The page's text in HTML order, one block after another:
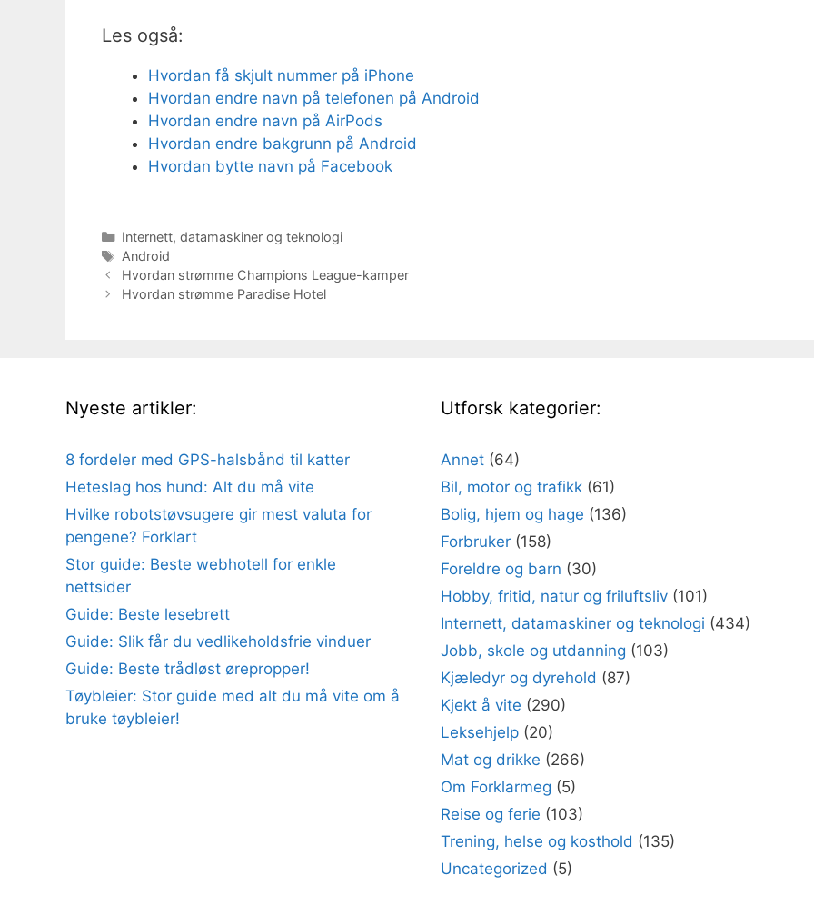
Les også:
Hvordan få skjult nummer på iPhone
Hvordan endre navn på telefonen på Android
Hvordan endre navn på AirPods
Hvordan endre bakgrunn på Android
Hvordan bytte navn på Facebook
Kategorier
Internett, datamaskiner og teknologi
Stikkord
Android
Hvordan strømme Champions League-kamper
Hvordan strømme Paradise Hotel
Nyeste artikler:
8 fordeler med GPS-halsbånd til katter
Heteslag hos hund: Alt du må vite
Hvilke robotstøvsugere gir mest valuta for
pengene? Forklart
Stor guide: Beste webhotell for enkle
nettsider
Guide: Beste lesebrett
Guide: Slik får du vedlikeholdsfrie vinduer
Guide: Beste trådløst ørepropper!
Tøybleier: Stor guide med alt du må vite om å
bruke tøybleier!
Utforsk kategorier:
Annet (64)
Bil, motor og trafikk (61)
Bolig, hjem og hage (136)
Forbruker (158)
Foreldre og barn (30)
Hobby, fritid, natur og friluftsliv (101)
Internett, datamaskiner og teknologi (434)
Jobb, skole og utdanning (103)
Kjæledyr og dyrehold (87)
Kjekt å vite (290)
Leksehjelp (20)
Mat og drikke (266)
Om Forklarmeg (5)
Reise og ferie (103)
Trening, helse og kosthold (135)
Uncategorized (5)